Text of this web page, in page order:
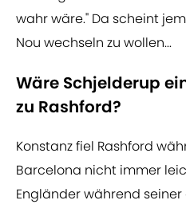
wahr wäre." Da scheint
Nou wechseln zu wollen...
Wäre Schjelderup
zu Rashford?
Konstanz fiel Rashford
Barcelona nicht immer
Engländer während